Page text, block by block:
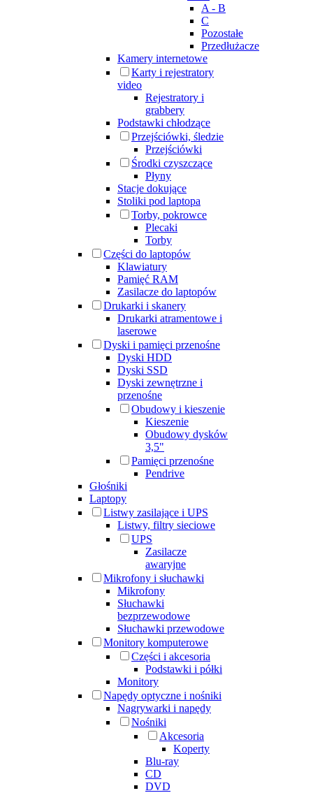
A - B
C
Pozostałe
Przedłużacze
Kamery internetowe
Karty i rejestratory
video
Rejestratory i
grabbery
Podstawki chłodzące
Przejściówki, śledzie
Przejściówki
Środki czyszczące
Płyny
Stacje dokujące
Stoliki pod laptopa
Torby, pokrowce
Plecaki
Torby
Części do laptopów
Klawiatury
Pamięć RAM
Zasilacze do laptopów
Drukarki i skanery
Drukarki atramentowe i
laserowe
Dyski i pamięci przenośne
Dyski HDD
Dyski SSD
Dyski zewnętrzne i
przenośne
Obudowy i kieszenie
Kieszenie
Obudowy dysków
3,5"
Pamięci przenośne
Pendrive
Głośniki
Laptopy
Listwy zasilające i UPS
Listwy, filtry sieciowe
UPS
Zasilacze
awaryjne
Mikrofony i słuchawki
Mikrofony
Słuchawki
bezprzewodowe
Słuchawki przewodowe
Monitory komputerowe
Części i akcesoria
Podstawki i półki
Monitory
Napędy optyczne i nośniki
Nagrywarki i napędy
Nośniki
Akcesoria
Koperty
Blu-ray
CD
DVD